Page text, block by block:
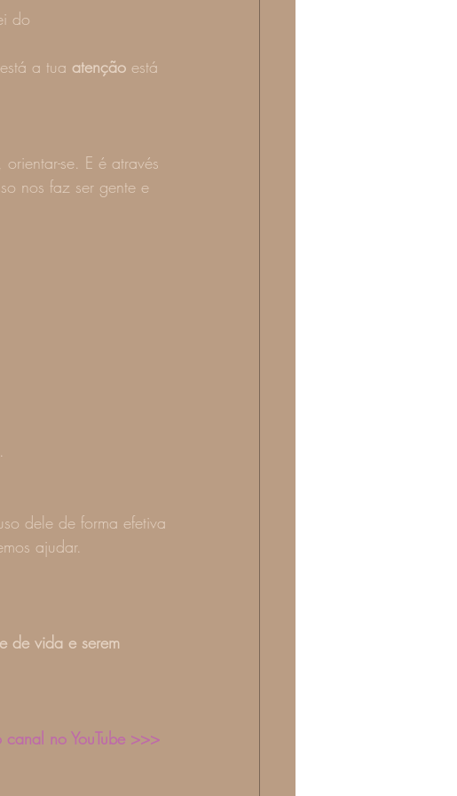
do
a tua atenção está
se. E é através
nos faz ser gente e
dele de forma efetiva
ajudar.
de vida e serem
canal no YouTube >>>